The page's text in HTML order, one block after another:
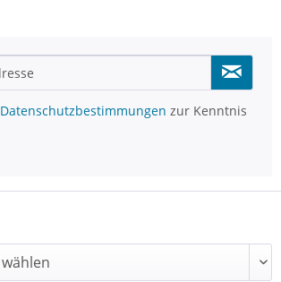
Datenschutzbestimmungen zur Kenntnis